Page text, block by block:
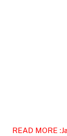
READ MORE :